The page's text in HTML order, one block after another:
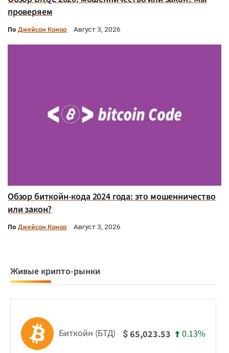
проверяем
По Джейсон Конор Август 3, 2026
Обзор биткойн-кода 2024 года: это мошенничество
или закон?
По Джейсон Конор Август 3, 2026
Живые крипто-рынки
Биткойн (БТД) $65,023.53 0.13%